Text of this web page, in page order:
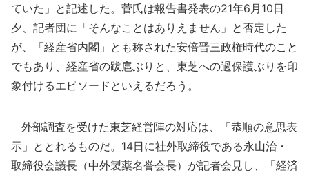
ていた」と記述した。菅氏は報告書発表の21年6月10日
夕、記者団に「そんなことはありえません」と否定した
が、「経産省内閣」とも称された安倍晋三政権時代のこと
でもあり、経産省の跋扈ぶりと、東芝への過保護ぶりを印
象付けるエピソードといえるだろう。
外部調査を受けた東芝経営陣の対応は、「恭順の意思表
示」ととれるものだ。14日に社外取締役である永山治・
取締役会議長（中外製薬名誉会長）が記者会見し、「経済